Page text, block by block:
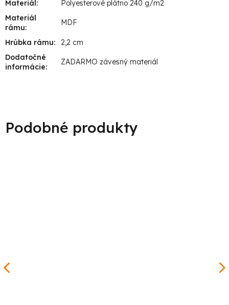
Materiál :
Polyesterové plátno 240 g/m2
Materiál
rámu:
MDF
Hrúbka rámu:
2,2 cm
Dodatočné
informácie:
ZADARMO závesný materiál